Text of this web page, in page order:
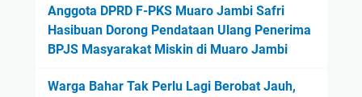
Anggota DPRD F-PKS Muaro Jambi Safri
Hasibuan Dorong Pendataan Ulang Penerima
BPJS Masyarakat Miskin di Muaro Jambi
Warga Bahar Tak Perlu Lagi Berobat Jauh,